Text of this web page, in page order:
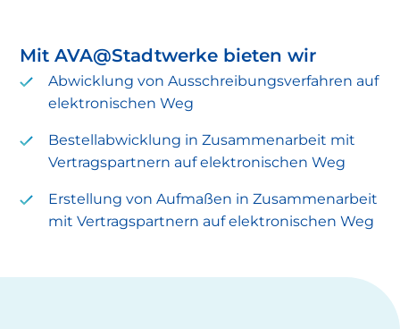
Meißener Stadtwerke
Mit AVA@Stadtwerke bieten wir
Abwicklung von Ausschreibungsverfahren auf
elektronischen Weg
Bestellabwicklung in Zusammenarbeit mit
Vertragspartnern auf elektronischen Weg
Erstellung von Aufmaßen in Zusammenarbeit
mit Vertragspartnern auf elektronischen Weg